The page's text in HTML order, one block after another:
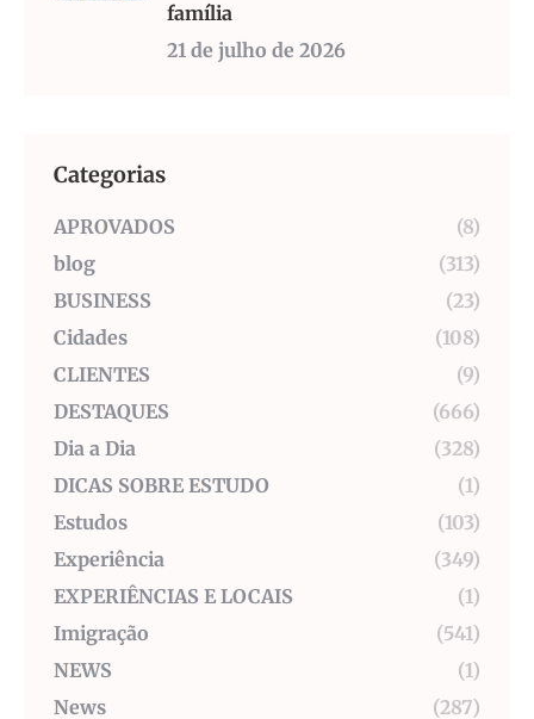
família
21 de julho de 2026
Categorias
APROVADOS
(8)
blog
(313)
BUSINESS
(23)
Cidades
(108)
CLIENTES
(9)
DESTAQUES
(666)
Dia a Dia
(328)
DICAS SOBRE ESTUDO
(1)
Estudos
(103)
Experiência
(349)
EXPERIÊNCIAS E LOCAIS
(1)
Imigração
(541)
NEWS
(1)
News
(287)